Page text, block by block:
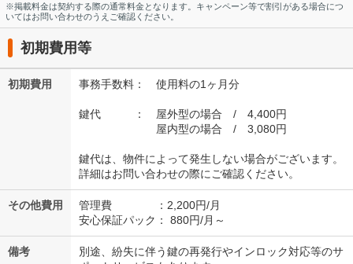
※掲載料金は契約する際の通常料金となります。キャンペーン等で割引がある場合につ
いてはお問い合わせのうえご確認ください。
初期費用等
初期費用 事務手数料： 使用料の1ヶ月分
鍵代 ： 屋外型の場合 / 4,400円
屋内型の場合 / 3,080円
鍵代は、物件によって発生しない場合がございます。
詳細はお問い合わせの際にご確認ください。
その他費用
管理費 ：2,200円/月
安心保証パック： 880円/月～
備考
別途、紛失に伴う鍵の再発行やインロック対応等のサ